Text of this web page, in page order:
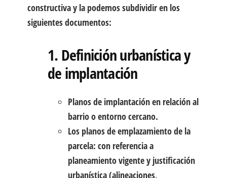
constructiva y la podemos subdividir en los
siguientes documentos:
1. Definición urbanística y
de implantación
Planos de implantación en relación al
barrio o entorno cercano.
Los planos de emplazamiento de la
parcela: con referencia a
planeamiento vigente y justificación
urbanística (alineaciones,